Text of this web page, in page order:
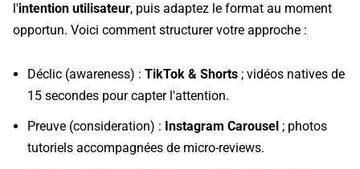
l'intention utilisateur, puis adaptez le format au moment
opportun. Voici comment structurer votre approche :
Déclic (awareness) : TikTok & Shorts ; vidéos natives de
15 secondes pour capter l'attention.
Preuve (consideration) : Instagram Carousel ; photos
tutoriels accompagnées de micro-reviews.